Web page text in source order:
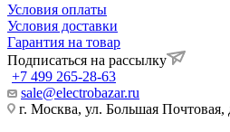
Условия оплаты
Условия доставки
Гарантия на товар
Подписаться на рассылку
+7 499 265-28-63
sale@electrobazar.ru
г. Москва, ул. Большая Почтовая,